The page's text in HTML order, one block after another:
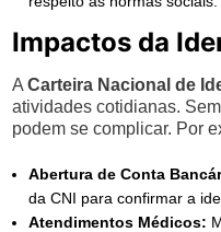
Impactos da
ACarteira Nacional de
atividades cotidianas.
podem se complicar. Por
Abertura de Conta
da CNI para confirmar a
Atendimentos Médicos: